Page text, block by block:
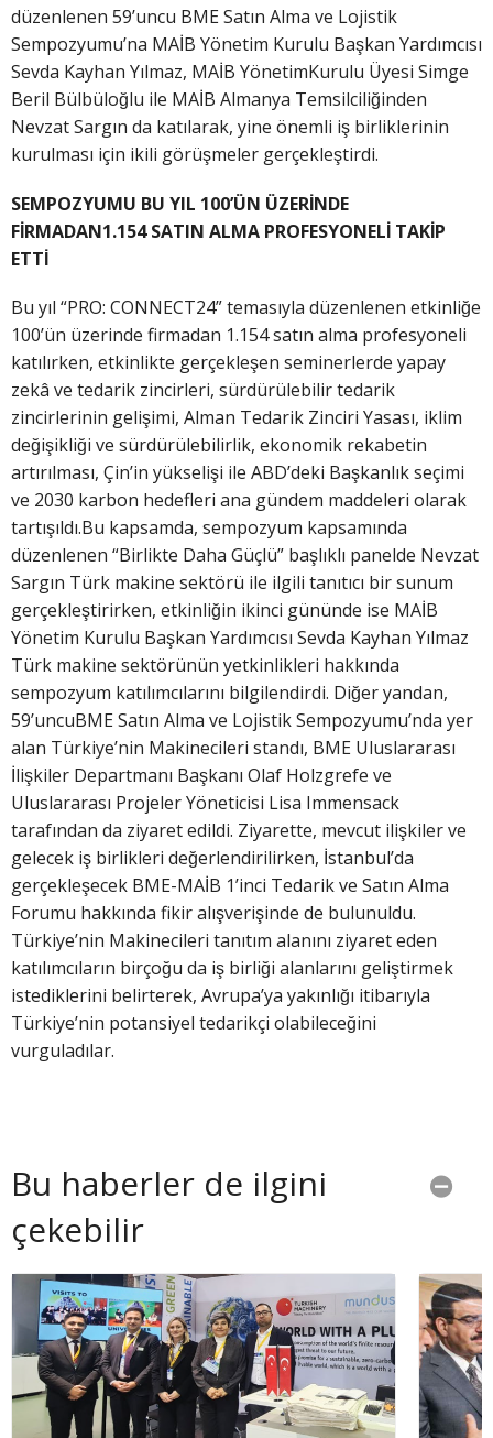
düzenlenen 59’uncu BME Satın Alma ve Lojistik
Sempozyumu’na MAİB Yönetim Kurulu Başkan Yardımcısı
Sevda Kayhan Yılmaz, MAİB YönetimKurulu Üyesi Simge
Beril Bülbüloğlu ile MAİB Almanya Temsilciliğinden
Nevzat Sargın da katılarak, yine önemli iş birliklerinin
kurulması için ikili görüşmeler gerçekleştirdi.
SEMPOZYUMU BU YIL 100’ÜN ÜZERİNDE
FİRMADAN1.154 SATIN ALMA PROFESYONELİ TAKİP
ETTİ
Bu yıl “PRO: CONNECT24” temasıyla düzenlenen etkinliğe
100’ün üzerinde firmadan 1.154 satın alma profesyoneli
katılırken, etkinlikte gerçekleşen seminerlerde yapay
zekâ ve tedarik zincirleri, sürdürülebilir tedarik
zincirlerinin gelişimi, Alman Tedarik Zinciri Yasası, iklim
değişikliği ve sürdürülebilirlik, ekonomik rekabetin
artırılması, Çin’in yükselişi ile ABD’deki Başkanlık seçimi
ve 2030 karbon hedefleri ana gündem maddeleri olarak
tartışıldı.Bu kapsamda, sempozyum kapsamında
düzenlenen “Birlikte Daha Güçlü” başlıklı panelde Nevzat
Sargın Türk makine sektörü ile ilgili tanıtıcı bir sunum
gerçekleştirirken, etkinliğin ikinci gününde ise MAİB
Yönetim Kurulu Başkan Yardımcısı Sevda Kayhan Yılmaz
Türk makine sektörünün yetkinlikleri hakkında
sempozyum katılımcılarını bilgilendirdi. Diğer yandan,
59’uncuBME Satın Alma ve Lojistik Sempozyumu’nda yer
alan Türkiye’nin Makinecileri standı, BME Uluslararası
İlişkiler Departmanı Başkanı Olaf Holzgrefe ve
Uluslararası Projeler Yöneticisi Lisa Immensack
tarafından da ziyaret edildi. Ziyarette, mevcut ilişkiler ve
gelecek iş birlikleri değerlendirilirken, İstanbul’da
gerçekleşecek BME-MAİB 1’inci Tedarik ve Satın Alma
Forumu hakkında fikir alışverişinde de bulunuldu.
Türkiye’nin Makinecileri tanıtım alanını ziyaret eden
katılımcıların birçoğu da iş birliği alanlarını geliştirmek
istediklerini belirterek, Avrupa’ya yakınlığı itibarıyla
Türkiye’nin potansiyel tedarikçi olabileceğini
vurguladılar.
Bu haberler de ilgini
çekebilir